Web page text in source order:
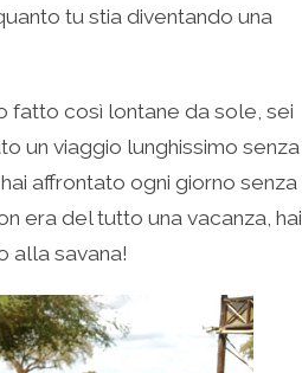
tu stia diventando una
fatto così lontane da sole, sei
un viaggio lunghissimo senza
affrontato ogni giorno senza
era del tutto una vacanza, hai
alla savana!